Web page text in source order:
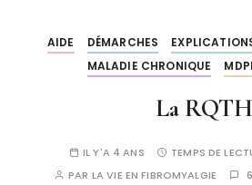
k
AIDE DÉMARCHES
MALADIE CHRONIQUE
La RQTH
IL Y'A 4 ANS TEMPS DE
PAR LA VIE EN FIBROMYALGIE